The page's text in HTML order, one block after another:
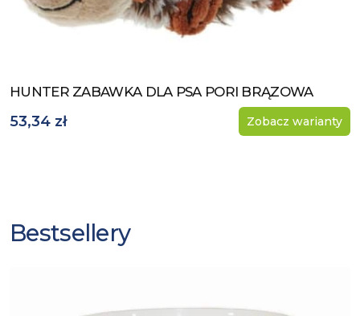
Zobacz produkt
HUNTER ZABAWKA DLA PSA PORI BRĄZOWA
53,34 zł Zobacz warianty
Bestsellery